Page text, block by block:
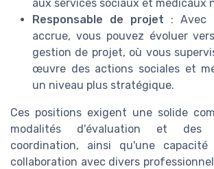
aux services sociaux et médicaux
Responsable de projet : Avec
accrue, vous pouvez évoluer
gestion de projet, où vous
œuvre des actions sociales et
un niveau plus stratégique.
Ces positions exigent une solide
modalités d'évaluation et des
coordination, ainsi qu'une
collaboration avec divers